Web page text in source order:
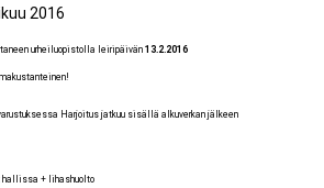
2016
urheiluopistolla leiripäivän13.2.2016
Harjoitus jatkuu sisällä alkuverkan jälkeen
hallissa + lihashuolto